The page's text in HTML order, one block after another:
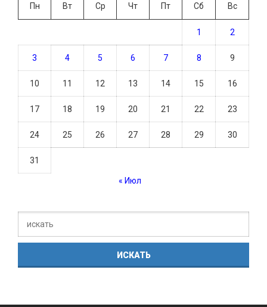
Пн
Вт Ср Чт Пт Сб Вс
1 2
3 4 5 6 7 8 9
10 11 12 13 14 15 16
17 18 19 20 21 22 23
24 25 26 27 28 29 30
31
« Июл